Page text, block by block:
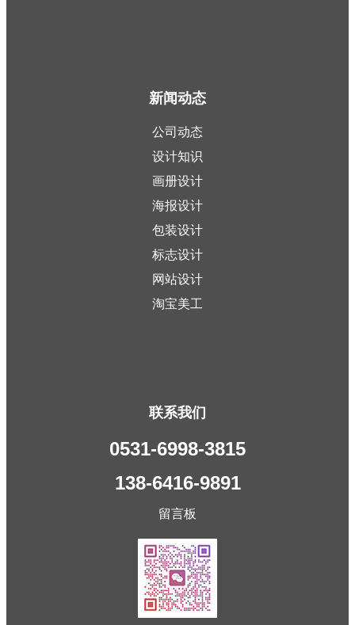
新闻动态
公司动态
设计知识
画册设计
海报设计
包装设计
标志设计
网站设计
淘宝美工
联系我们
0531-6998-3815
138-6416-9891
留言板